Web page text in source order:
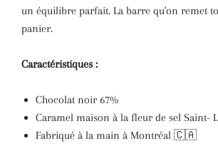
un équilibre parfait. La barre qu'on remet
panier.
Caractéristiques :
Chocolat noir 67%
Caramel maison à la fleur de sel Saint-
Fabriqué à la main à Montréal 🇨🇦